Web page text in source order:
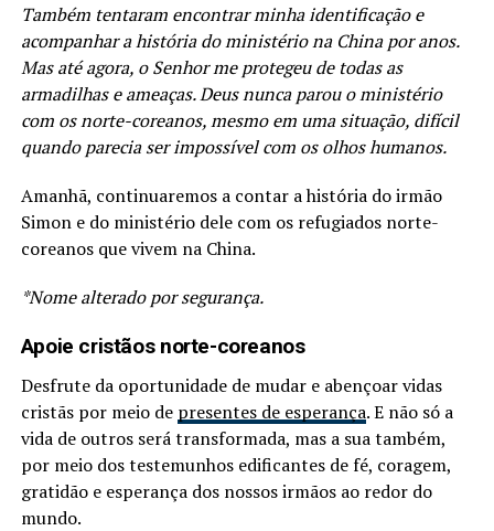
Também tentaram encontrar minha identificação e
acompanhar a história do ministério na China por anos.
Mas até agora, o Senhor me protegeu de todas as
armadilhas e ameaças. Deus nunca parou o ministério
com os norte-coreanos, mesmo em uma situação, difícil
quando parecia ser impossível com os olhos humanos.
Amanhã, continuaremos a contar a história do irmão
Simon e do ministério dele com os refugiados norte-
coreanos que vivem na China.
*Nome alterado por segurança.
Apoie cristãos norte-coreanos
Desfrute da oportunidade de mudar e abençoar vidas
cristãs por meio de presentes de esperança. E não só a
vida de outros será transformada, mas a sua também,
por meio dos testemunhos edificantes de fé, coragem,
gratidão e esperança dos nossos irmãos ao redor do
mundo.